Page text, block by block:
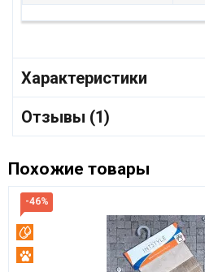
Характеристики
Отзывы (1)
Похожие товары
-46%